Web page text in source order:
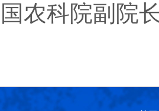
农科院副院